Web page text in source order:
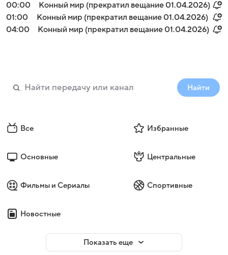
00:00
Конный мир (прекратил вещание 01.04.2026)
01:00
Конный мир (прекратил вещание 01.04.2026)
04:00
Конный мир (прекратил вещание 01.04.2026)
Найти
Все Избранные
Основные Центральные
Фильмы и Сериалы Спортивные
Новостные
Показать еще